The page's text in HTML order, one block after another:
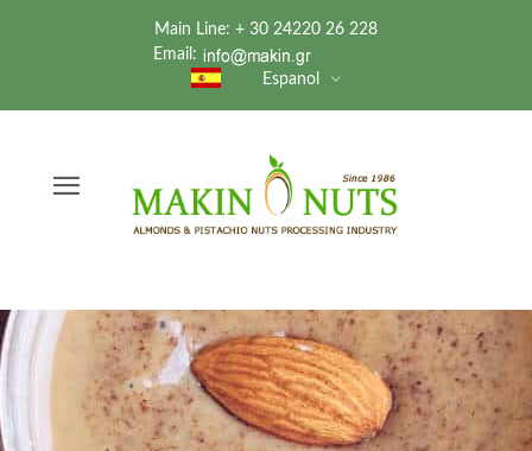
Main Line: + 30 24220 26 228
Email:
Espanol